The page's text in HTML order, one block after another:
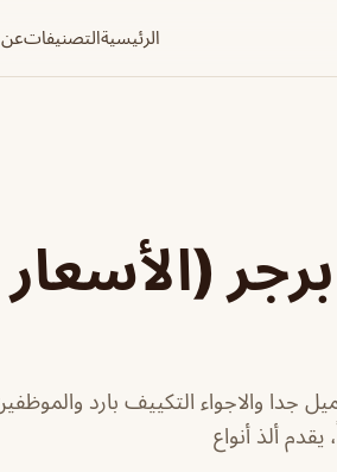
الرئيسيةالتصنيفاتعن
(الأسعار
جدا والاجواء التكييف بارد
ألذ أنواع